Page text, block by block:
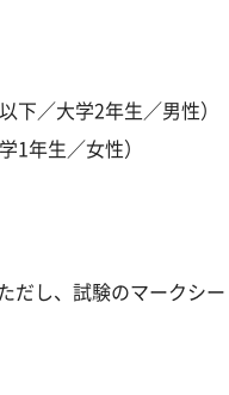
下／大学2年生／男性）
1年生／女性）
だし、試験のマークシー